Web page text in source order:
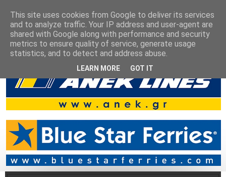
This site uses cookies from Google to deliver its services
and to analyze traffic. Your IP address and user-agent are
shared with Google along with performance and security
metrics to ensure quality of service, generate usage
statistics, and to detect and address abuse.
LEARN MORE GOT IT